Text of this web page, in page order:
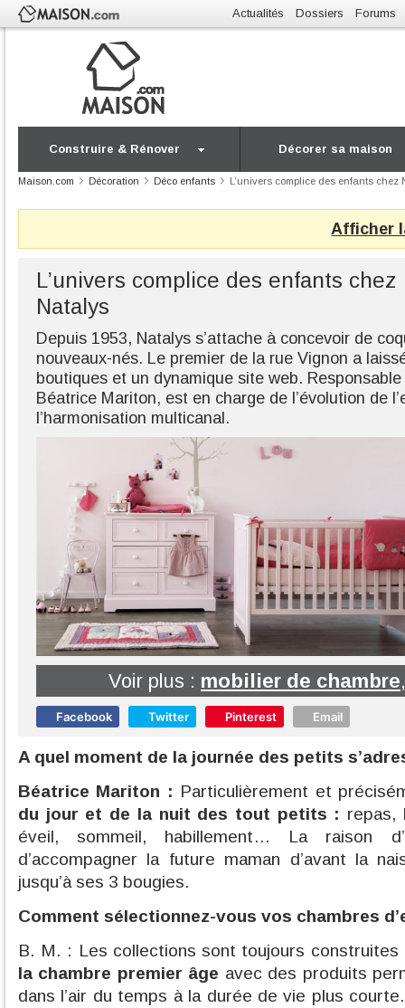
Actualités Dossiers Forums
Construire & Rénover Décorer sa maison
Maison.com Décoration Déco enfants L’univers complice des enfants chez
Afficher
L’univers complice des enfants chez
Natalys
Depuis 1953, Natalys s’attache à concevoir de
nouveaux-nés. Le premier de la rue Vignon a
boutiques et un dynamique site web.
Béatrice Mariton, est en charge de l’évolution de
l’harmonisation multicanal.
Voir plus : mobilier de chambre
Facebook Twitter Pinterest Email
A quel moment de la journée des petits
Béatrice Mariton : Particulièrement et
du jour et de la nuit des tout petits : repas,
éveil, sommeil, habillement… La raison
d’accompagner la future maman d’avant la
jusqu’à ses 3 bougies.
Comment sélectionnez-vous vos chambres
B. M. : Les collections sont toujours construites
la chambre premier âge avec des produits
dans l’air du temps à la durée de vie plus